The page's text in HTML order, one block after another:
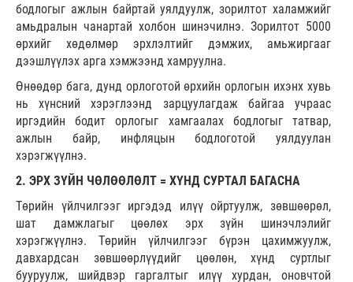
бодлогыг ажлын байртай уялдуулж, зорилтот халамжийг
амьдралын чанартай холбон шинэчилнэ. Зорилтот 5000
өрхийг хөдөлмөр эрхлэлтийг дэмжих, амьжиргааг
дээшлүүлэх арга хэмжээнд хамруулна.
Өнөөдөр бага, дунд орлоготой өрхийн орлогын ихэнх хувь
нь хүнсний хэрэглээнд зарцуулагдаж байгаа учраас
иргэдийн бодит орлогыг хамгаалах бодлогыг татвар,
ажлын байр, инфляцын бодлоготой уялдуулан
хэрэгжүүлнэ.
2. ЭРХ ЗҮЙН ЧӨЛӨӨЛӨЛТ = ХҮНД СУРТАЛ БАГАСНА
Төрийн үйлчилгээг иргэдэд илүү ойртуулж, зөвшөөрөл,
шат дамжлагыг цөөлөх эрх зүйн шинэчлэлийг
хэрэгжүүлнэ. Төрийн үйлчилгээг бүрэн цахимжуулж,
давхардсан зөвшөөрлүүдийг цөөлөн, хүнд суртлыг
бууруулж, шийдвэр гаргалтыг илүү хурдан, оновчтой